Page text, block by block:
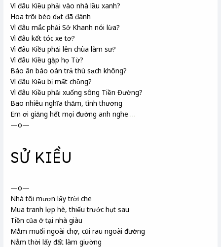
Vì đâu Kiều phải vào nhà lầu xanh?
Hoa trôi bèo dạt đã đành
Vì đâu mắc phải Sở Khanh nói lừa?
Vì đâu kết tóc xe tơ?
Vì đâu Kiều phải lên chùa làm sư?
Vì đâu Kiều gặp họ Từ?
Báo ân báo oán trả thù sạch không?
Vì đâu Kiều bị mất chồng?
Vì đâu Kiều phải xuống sông Tiền Đường?
Bao nhiêu nghĩa thảm, tình thương
Em ơi giảng hết mọi đường anh nghe …
—o—
SỬ KIỀU
—o—
Nhà tôi mượn lấy trời che
Mua tranh lợp hè, thiếu trước hụt sau
Tiền của ở tại nhà giàu
Mắm muối ngoài chợ, củi rau ngoài đường
Nằm thời lấy đất làm giường